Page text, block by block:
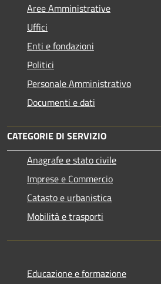
Aree Amministrative
Uffici
Enti e fondazioni
Politici
Personale Amministrativo
Documenti e dati
CATEGORIE DI SERVIZIO
Anagrafe e stato civile
Imprese e Commercio
Catasto e urbanistica
Mobilità e trasporti
Educazione e formazione